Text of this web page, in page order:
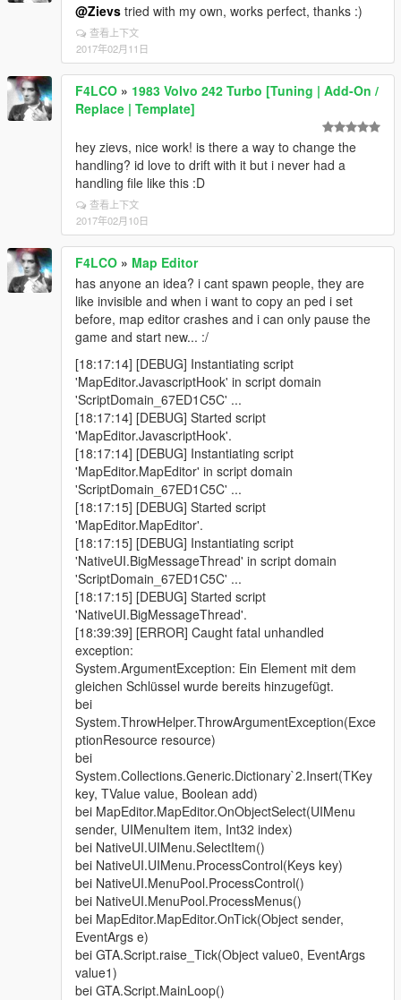
@Zievs tried with my own, works perfect, thanks :)
查看上下文
2017年02月11日
F4LCO » 1983 Volvo 242 Turbo [Tuning | Add-On /
Replace | Template]
hey zievs, nice work! is there a way to change the
handling? id love to drift with it but i never had a
handling file like this :D
查看上下文
2017年02月10日
F4LCO » Map Editor
has anyone an idea? i cant spawn people, they are
like invisible and when i want to copy an ped i set
before, map editor crashes and i can only pause the
game and start new... :/
[18:17:14] [DEBUG] Instantiating script
'MapEditor.JavascriptHook' in script domain
'ScriptDomain_67ED1C5C' ...
[18:17:14] [DEBUG] Started script
'MapEditor.JavascriptHook'.
[18:17:14] [DEBUG] Instantiating script
'MapEditor.MapEditor' in script domain
'ScriptDomain_67ED1C5C' ...
[18:17:15] [DEBUG] Started script
'MapEditor.MapEditor'.
[18:17:15] [DEBUG] Instantiating script
'NativeUI.BigMessageThread' in script domain
'ScriptDomain_67ED1C5C' ...
[18:17:15] [DEBUG] Started script
'NativeUI.BigMessageThread'.
[18:39:39] [ERROR] Caught fatal unhandled
exception:
System.ArgumentException: Ein Element mit dem
gleichen Schlüssel wurde bereits hinzugefügt.
bei
System.ThrowHelper.ThrowArgumentException(Exce
ptionResource resource)
bei
System.Collections.Generic.Dictionary`2.Insert(TKey
key, TValue value, Boolean add)
bei MapEditor.MapEditor.OnObjectSelect(UIMenu
sender, UIMenuItem item, Int32 index)
bei NativeUI.UIMenu.SelectItem()
bei NativeUI.UIMenu.ProcessControl(Keys key)
bei NativeUI.MenuPool.ProcessControl()
bei NativeUI.MenuPool.ProcessMenus()
bei MapEditor.MapEditor.OnTick(Object sender,
EventArgs e)
bei GTA.Script.raise_Tick(Object value0, EventArgs
value1)
bei GTA.Script.MainLoop()